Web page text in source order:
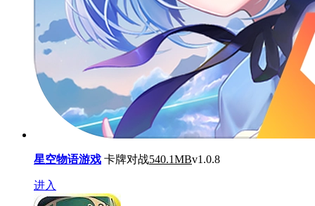
星空物语游戏 卡牌对战540.1MBv1.0.8
进入